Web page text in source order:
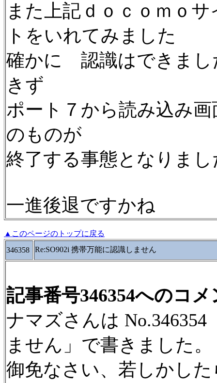
また上記ｄｏｃｏｍｏ
トをいれてみました
確かに 認識はできまし
きず
ポート７から読み込み
のものが
終了する事態となりまし
一進後退ですかね
▲このページのトップに戻る
346358
Re:SO902i 携帯万能に認識しません
記事番号346354へのコメ
ナマズさんは No.346354
ません」で書きました。
御免なさい、若しかし